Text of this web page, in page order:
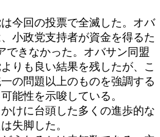
今回の投票で全滅した。オバ
小政党支持者が資金を得るた
できなかった。オバサン同盟
りも良い結果を残したが、こ
の問題以上のものを強調する
能性を示唆している。
けに台頭した多くの進歩的な
失脚した。